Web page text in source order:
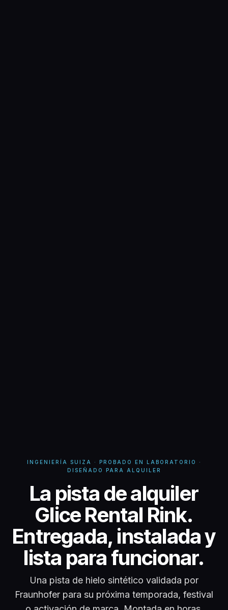
INGENIERÍA SUIZA · PROBADO EN LABORATORIO ·
DISEÑADO PARA ALQUILER
Alquile una pista de
La pista de alquiler
Glice Rental Rink.
Entregada, instalada y
lista para funcionar.
Una pista de hielo sintético validada por
Fraunhofer para su próxima temporada, festival